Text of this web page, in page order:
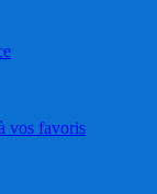
vos favoris